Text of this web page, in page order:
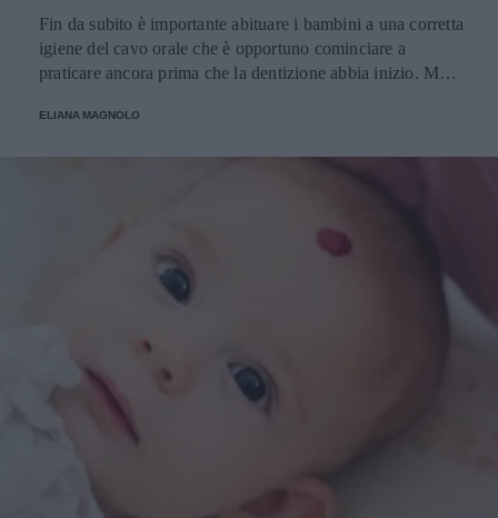
Fin da subito è importante abituare i bambini a una corretta
igiene del cavo orale che è opportuno cominciare a
praticare ancora prima che la dentizione abbia inizio. Ma
elettrico? Da quale età?
ELIANA MAGNOLO